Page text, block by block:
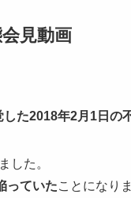
見動画
た2018年2月1日の
した。
っていたことになり